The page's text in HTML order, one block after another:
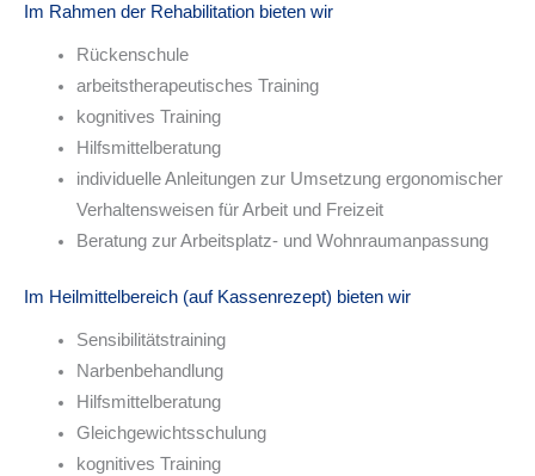
Im Rahmen der Rehabilitation bieten wir
Rückenschule
arbeitstherapeutisches Training
kognitives Training
Hilfsmittelberatung
individuelle Anleitungen zur Umsetzung ergonomischer
Verhaltensweisen für Arbeit und Freizeit
Beratung zur Arbeitsplatz- und Wohnraumanpassung
Im Heilmittelbereich (auf Kassenrezept) bieten wir
Sensibilitätstraining
Narbenbehandlung
Hilfsmittelberatung
Gleichgewichtsschulung
kognitives Training